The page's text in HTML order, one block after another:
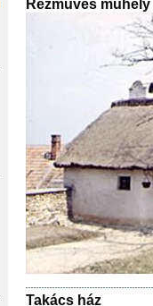
Rézműves műhely
Takács ház